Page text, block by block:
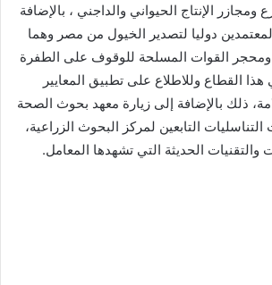
الإنتاج الحيواني والداجني ، بالإضافة
دوليا لتصدير الخيول من مصر وهما
ومحجر القوات المسلحة للوقوف على الطفرة
القطاع وللاطلاع على تطبيق المعايير
ذلك بالإضافة إلى زيارة معهد بحوث الصحة
التابعين لمركز البحوث الزراعية،
والتقنيات الحديثة التي تشهدها المعامل.